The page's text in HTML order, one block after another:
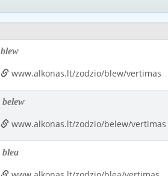
blew
www.alkonas.lt/zodzio/blew/vertimas
belew
www.alkonas.lt/zodzio/belew/vertimas
blea